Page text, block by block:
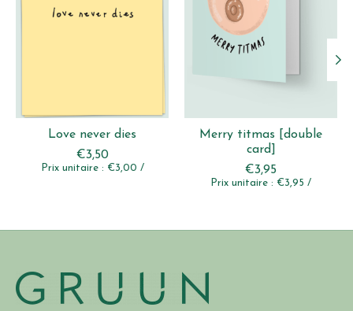
Love never dies
€3,50
Prix unitaire : €3,00 /
Merry titmas [double
card]
€3,95
Prix unitaire : €3,95 /